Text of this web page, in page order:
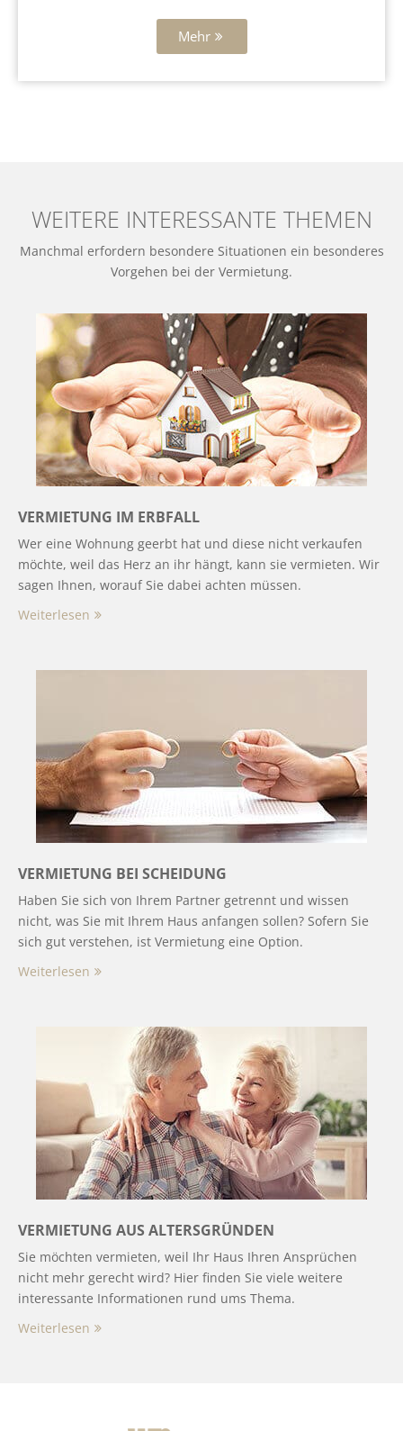
Mehr
WEITERE INTERESSANTE THEMEN
Manchmal erfordern besondere Situationen ein besonderes
Vorgehen bei der Vermietung.
VERMIETUNG IM ERBFALL
Wer eine Wohnung geerbt hat und diese nicht verkaufen
möchte, weil das Herz an ihr hängt, kann sie vermieten. Wir
sagen Ihnen, worauf Sie dabei achten müssen.
Weiterlesen
VERMIETUNG BEI SCHEIDUNG
Haben Sie sich von Ihrem Partner getrennt und wissen
nicht, was Sie mit Ihrem Haus anfangen sollen? Sofern Sie
sich gut verstehen, ist Vermietung eine Option.
Weiterlesen
VERMIETUNG AUS ALTERSGRÜNDEN
Sie möchten vermieten, weil Ihr Haus Ihren Ansprüchen
nicht mehr gerecht wird? Hier finden Sie viele weitere
interessante Informationen rund ums Thema.
Weiterlesen